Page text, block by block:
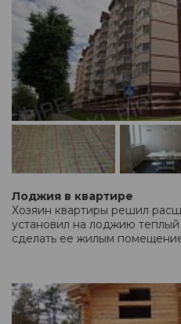
Лоджия в квартире
Хозяин квартиры решил
установил на лоджию
сделать ее жилым